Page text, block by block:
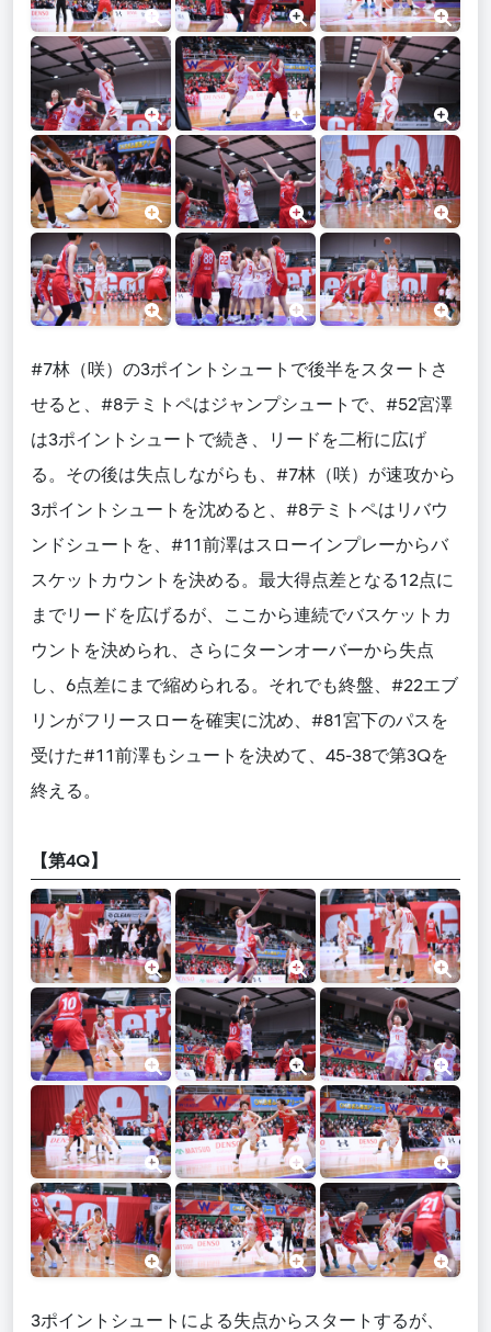
#7林（咲）の3ポイントシュートで後半をスタートさ
せると、#8テミトペはジャンプシュートで、#52宮澤
は3ポイントシュートで続き、リードを二桁に広げ
る。その後は失点しながらも、#7林（咲）が速攻から
3ポイントシュートを沈めると、#8テミトペはリバウ
ンドシュートを、#11前澤はスローインプレーからバ
スケットカウントを決める。最大得点差となる12点に
までリードを広げるが、ここから連続でバスケットカ
ウントを決められ、さらにターンオーバーから失点
し、6点差にまで縮められる。それでも終盤、#22エブ
リンがフリースローを確実に沈め、#81宮下のパスを
受けた#11前澤もシュートを決めて、45-38で第3Qを
終える。
【第4Q】
3ポイントシュートによる失点からスタートするが、